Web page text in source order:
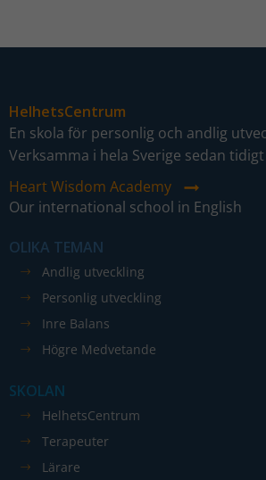
HelhetsCentrum
En skola för personlig och andlig
Verksamma i hela Sverige sedan
Heart Wisdom Academy
Our international school in English
OLIKA TEMAN
Andlig utveckling
Personlig utveckling
Inre Balans
Högre Medvetande
SKOLAN
HelhetsCentrum
Terapeuter
Lärare
går
att